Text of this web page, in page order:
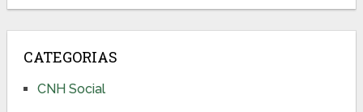
CATEGORIAS
CNH Social